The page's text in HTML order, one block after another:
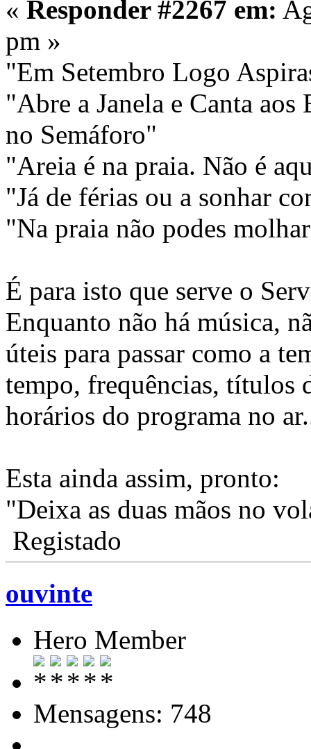
« Responder #2267 em:
pm »
"Em Setembro Logo
"Abre a Janela e Canta aos
no Semáforo"
"Areia é na praia. Não é
"Já de férias ou a sonhar
"Na praia não podes
É para isto que serve o
Enquanto não há música,
úteis para passar como a
tempo, frequências, títulos
horários do programa no
Esta ainda assim, pronto:
"Deixa as duas mãos no
Registado
ouvinte
Hero Member
Mensagens: 748